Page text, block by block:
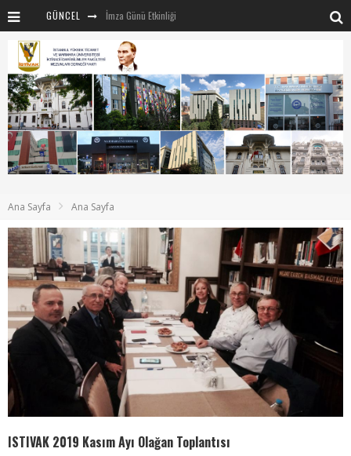
GÜNCEL İmza Günü Etkinliği
İSTİVAK 2025 Nisan Ayı Yönetim Kurulu Toplantısı
Mentör-Marmara projesi Kahvaltı Buluşması
“RUH VE BEDENİN UYANIŞI” konulu etkinliğimizden kareler
SAHNE SANATLARINDA İZ BIRAKAN CUMHURİYET KADINLARI
Ana Sayfa Ana Sayfa
ISTIVAK 2019 Kasım Ayı Olağan Toplantısı